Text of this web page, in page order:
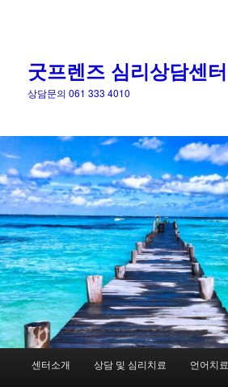
굿프렌즈 심리상담센터
상담문의 061 333 4010
첫
두
센터소개 상담 및 심리치료 언어치료